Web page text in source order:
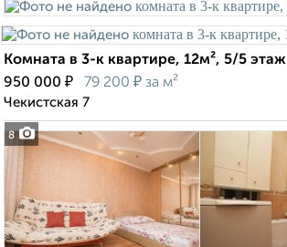
8
Комната в 3-к квартире, 12м², 5/5 этаж
950 000 ₽ 79 200 ₽ за м²
Чекистская 7